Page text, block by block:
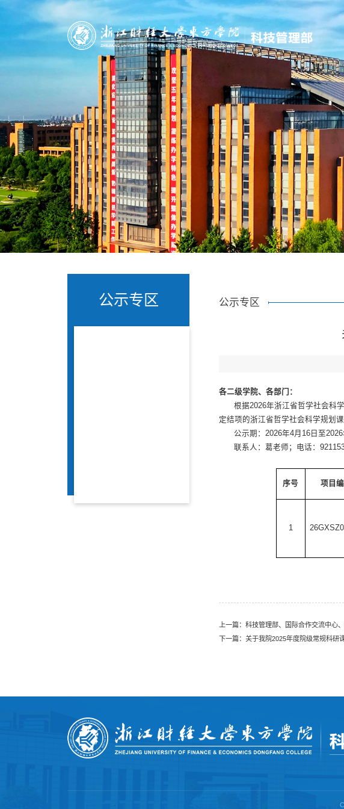
公示专区 公示专区
各二级学院、各部门：
根据2026年浙江省哲学社会科
定结项的浙江省哲学社会科学规划课
公示期：2026年4月16日至
联系人：葛老师；电话：
序号 项目
1
上一篇： 科技管理部、国际合作交流中心
下一篇： 关于我院2025年度院级常规科研